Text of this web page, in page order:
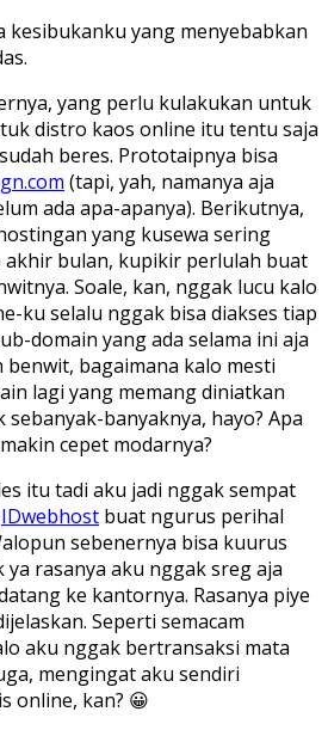
kesibukanku yang menyebabkan
yang perlu kulakukan untuk
distro kaos online itu tentu saja
beres. Prototaipnya bisa
(tapi, yah, namanya aja
ada apa-apanya). Berikutnya,
yang kusewa sering
akhir bulan, kupikir perlulah buat
Soale, kan, nggak lucu kalo
ku selalu nggak bisa diakses tiap
domain yang ada selama ini aja
benwit, bagaimana kalo mesti
lagi yang memang diniatkan
banyaknya, hayo? Apa
cepet modarnya?
itu tadi aku jadi nggak sempat
IDwebhost buat ngurus perihal
sebenernya bisa kuurus
rasanya aku nggak sreg aja
ke kantornya. Rasanya piye
Seperti semacam
aku nggak bertransaksi mata
mengingat aku sendiri
online, kan? 😀